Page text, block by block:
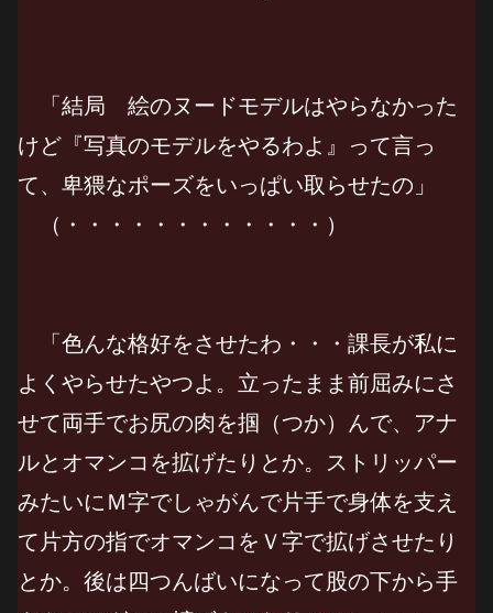
「結局 絵のヌードモデルはやらなかった
けど『写真のモデルをやるわよ』って言っ
て、卑猥なポーズをいっぱい取らせたの」
（・・・・・・・・・・・・）
「色んな格好をさせたわ・・・課長が私に
よくやらせたやつよ。立ったまま前屈みにさ
せて両手でお尻の肉を掴（つか）んで、アナ
ルとオマンコを拡げたりとか。ストリッパー
みたいにＭ字でしゃがんで片手で身体を支え
て片方の指でオマンコをＶ字で拡げさせたり
とか。後は四つんばいになって股の下から手